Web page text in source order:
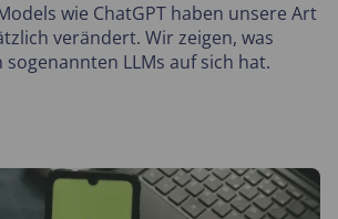
wie ChatGPT haben unsere Art
verändert. Wir zeigen, was
LLMs auf sich hat.